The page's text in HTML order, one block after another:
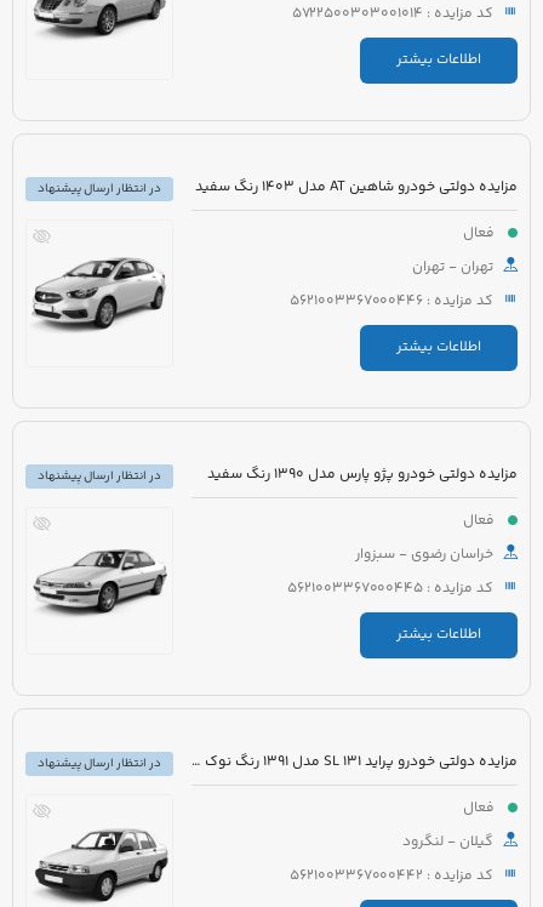
کد مزایده : 5722500303001014
اطلاعات بیشتر
مزایده دولتی خودرو شاهین AT مدل 1403 رنگ سفید
فعال
تهران - تهران
کد مزایده : 5621003367000446
اطلاعات بیشتر
در انتظار ارسال پیشنهاد
مزایده دولتی خودرو پژو پارس مدل 1390 رنگ سفید
فعال
خراسان رضوی - سبزوار
کد مزایده : 5621003367000445
اطلاعات بیشتر
در انتظار ارسال پیشنهاد
مزایده دولتی خودرو پراید 131 SL مدل 1391 رنگ نوک مدادی
فعال
گیلان - لنگرود
کد مزایده : 5621003367000442
در انتظار ارسال پیشنهاد